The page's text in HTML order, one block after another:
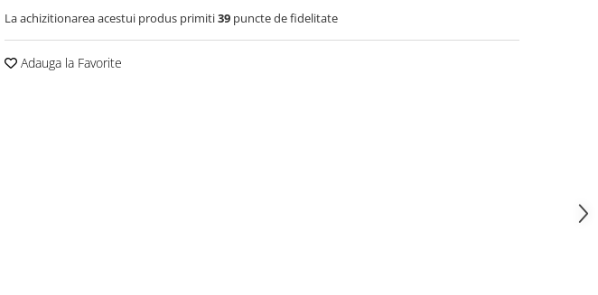
La achizitionarea acestui produs primiti39 puncte de fidelitate
Adauga la Favorite